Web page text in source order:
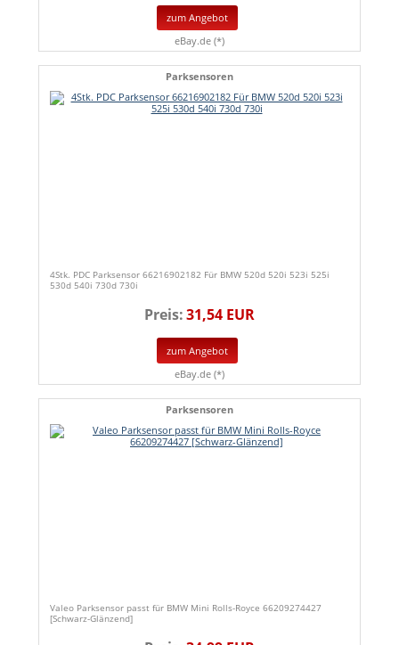
zum Angebot
eBay.de (*)
Parksensoren
4Stk. PDC Parksensor 66216902182 Für BMW 520d 520i 523i 525i
530d 540i 730d 730i
Preis:31,54 EUR
zum Angebot
eBay.de (*)
Parksensoren
Valeo Parksensor passt für BMW Mini Rolls-Royce 66209274427
[Schwarz-Glänzend]